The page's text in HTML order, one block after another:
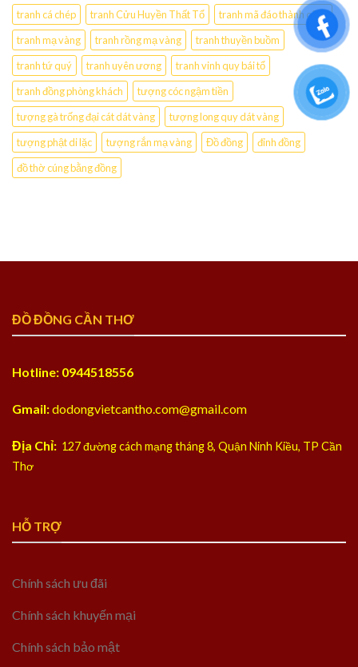
tranh cá chép
tranh Cửu Huyền Thất Tổ
tranh mã đáo thành công
tranh mạ vàng
tranh rồng mạ vàng
tranh thuyền buồm
tranh tứ quý
tranh uyên ương
tranh vinh quy bái tổ
tranh đồng phòng khách
tượng cóc ngậm tiền
tượng gà trống đại cát dát vàng
tượng long quy dát vàng
tượng phật di lặc
tượng rắn mạ vàng Đồ đồng
đỉnh đồng
đồ thờ cúng bằng đồng
ĐỒ ĐỒNG CẦN THƠ
Hotline: 0944518556
Gmail:dodongvietcantho.com@gmail.com
Địa Chỉ: 127 đường cách mạng tháng 8, Quận Ninh Kiều, TP Cần
Thơ
HỖ TRỢ
Chính sách ưu đãi
Chính sách khuyến mại
Chính sách bảo mật